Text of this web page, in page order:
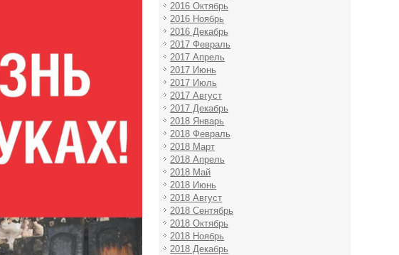
2016 Октябрь
2016 Ноябрь
2016 Декабрь
2017 Февраль
2017 Апрель
2017 Июнь
2017 Июль
2017 Август
2017 Декабрь
2018 Январь
2018 Февраль
2018 Март
2018 Апрель
2018 Май
2018 Июнь
2018 Август
2018 Сентябрь
2018 Октябрь
2018 Ноябрь
2018 Декабрь